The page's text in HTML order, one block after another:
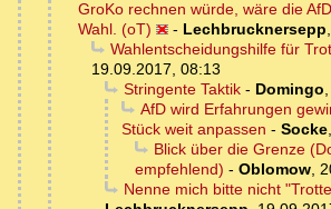
GroKo rechnen würde, wäre die
Wahl. (oT)
- Lechbrucknersepp,
Wahlentscheidungshilfe für
19.09.2017, 08:13
Stringente Taktik- Domingo,
AfD wird Erfahrungen
Stück weit anpassen - Socke,
Blick über die Grenze
empfehlend) - Oblomow,
Nenne mich bitte nicht